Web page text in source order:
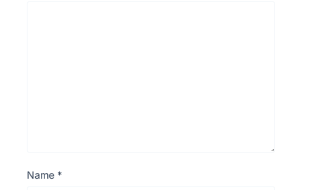
Name *